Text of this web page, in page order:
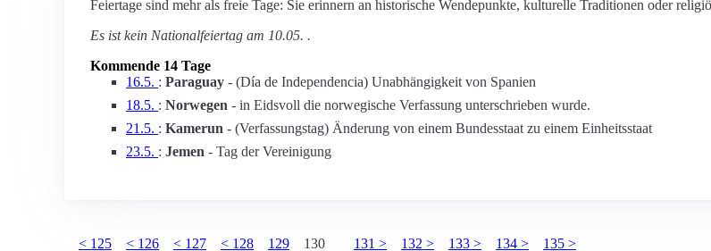
Feiertage sind mehr als freie Tage: Sie erinnern an historische Wendepunkte, kulturelle Traditionen oder
Es ist kein Nationalfeiertag am 10.05. .
Kommende 14 Tage
16.5. : Paraguay - (Día de Independencia) Unabhängigkeit von Spanien
18.5. : Norwegen - in Eidsvoll die norwegische Verfassung unterschrieben wurde.
21.5. : Kamerun - (Verfassungstag) Änderung von einem Bundesstaat zu einem Einheitsstaat
23.5. : Jemen - Tag der Vereinigung
< 125 < 126 < 127 < 128 129 130 131 > 132 > 133 > 134 > 135 >